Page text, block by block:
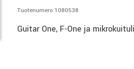
Tuotenumero 1080538
Guitar One, F-One ja